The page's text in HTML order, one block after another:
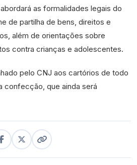
as formalidades legais do
de partilha de bens, direitos e
além de orientações sobre
contra crianças e adolescentes.
pelo CNJ aos cartórios de todo
confecção, que ainda será